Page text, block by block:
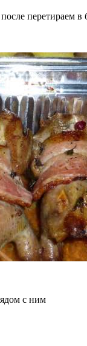
перетираем в
с ним